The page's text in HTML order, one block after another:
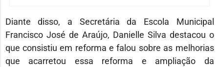
Diante disso, a Secretária da Escola Municipal
Francisco José de Araújo, Danielle Silva destacou o
que consistiu em reforma e falou sobre as melhorias
que acarretou essa reforma e ampliação da